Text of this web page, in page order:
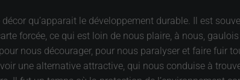
décor qu’apparait le développement durable. Il est
forcée, ce qui est loin de nous plaire, à nous,
nous décourager, pour nous paralyser et faire fuir
une alternative attractive, qui nous conduise à